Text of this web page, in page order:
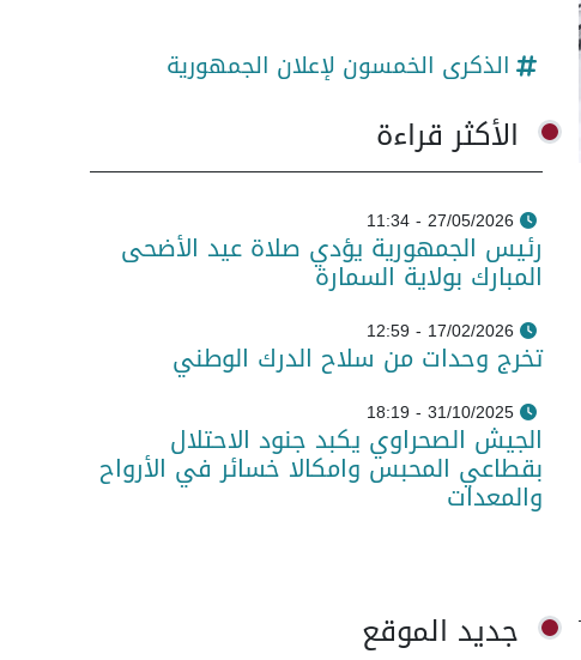
الذكرى الخمسون لإعلان الجمهورية
الأكثر قراءة
27/05/2026 - 11:34
رئيس الجمهورية يؤدي صلاة عيد الأضحى
المبارك بولاية السمارة
17/02/2026 - 12:59
تخرج وحدات من سلاح الدرك الوطني
31/10/2025 - 18:19
الجيش الصحراوي يكبد جنود الاحتلال
بقطاعي المحبس وامكالا خسائر في الأرواح
والمعدات
جديد الموقع